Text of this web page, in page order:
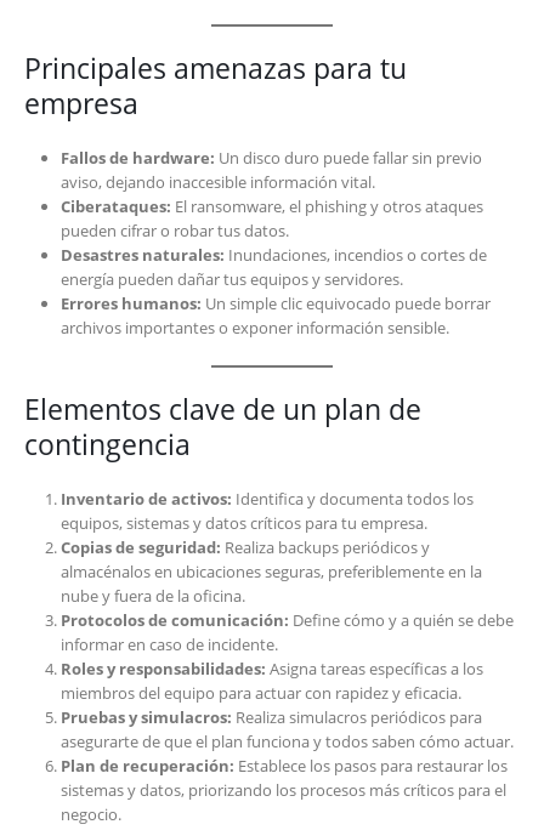
Principales amenazas para tu
empresa
Fallos de hardware: Un disco duro puede fallar sin previo
aviso, dejando inaccesible información vital.
Ciberataques: El ransomware, el phishing y otros ataques
pueden cifrar o robar tus datos.
Desastres naturales: Inundaciones, incendios o cortes de
energía pueden dañar tus equipos y servidores.
Errores humanos: Un simple clic equivocado puede borrar
archivos importantes o exponer información sensible.
Elementos clave de un plan de
contingencia
Inventario de activos: Identifica y documenta todos los
equipos, sistemas y datos críticos para tu empresa.
Copias de seguridad: Realiza backups periódicos y
almacénalos en ubicaciones seguras, preferiblemente en la
nube y fuera de la oficina.
Protocolos de comunicación: Define cómo y a quién se debe
informar en caso de incidente.
Roles y responsabilidades: Asigna tareas específicas a los
miembros del equipo para actuar con rapidez y eficacia.
Pruebas y simulacros: Realiza simulacros periódicos para
asegurarte de que el plan funciona y todos saben cómo actuar.
Plan de recuperación: Establece los pasos para restaurar los
sistemas y datos, priorizando los procesos más críticos para el
negocio.